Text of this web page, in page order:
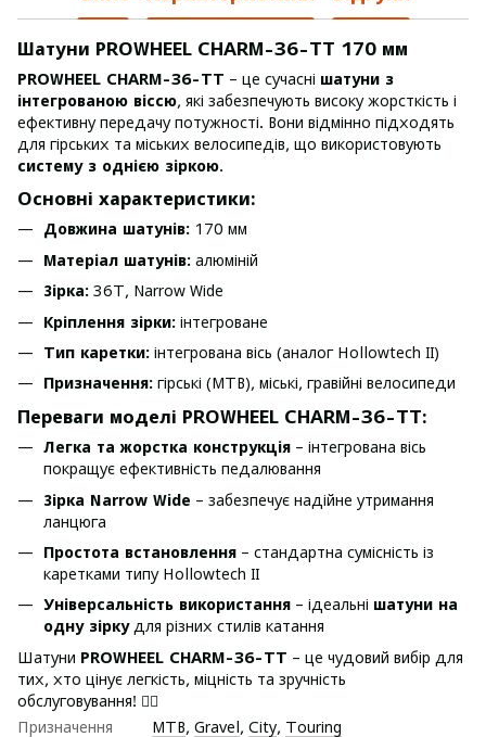
Шатуни PROWHEEL CHARM-36-TT 170 мм
PROWHEEL CHARM-36-TT – це сучасні шатуни з
інтегрованою віссю, які забезпечують високу жорсткість і
ефективну передачу потужності. Вони відмінно підходять
для гірських та міських велосипедів, що використовують
систему з однією зіркою.
Основні характеристики:
Довжина шатунів: 170 мм
Матеріал шатунів: алюміній
Зірка: 36T, Narrow Wide
Кріплення зірки: інтегроване
Тип каретки: інтегрована вісь (аналог Hollowtech II)
Призначення: гірські (MTB), міські, гравійні велосипеди
Переваги моделі PROWHEEL CHARM-36-TT:
Легка та жорстка конструкція – інтегрована вісь
покращує ефективність педалювання
Зірка Narrow Wide – забезпечує надійне утримання
ланцюга
Простота встановлення – стандартна сумісність із
каретками типу Hollowtech II
Універсальність використання – ідеальні шатуни на
одну зіркудля різних стилів катання
Шатуни PROWHEEL CHARM-36-TT – це чудовий вибір для
тих, хто цінує легкість, міцність та зручність
обслуговування! 🚴‍♂️
Призначення
MTB, Gravel, City, Touring